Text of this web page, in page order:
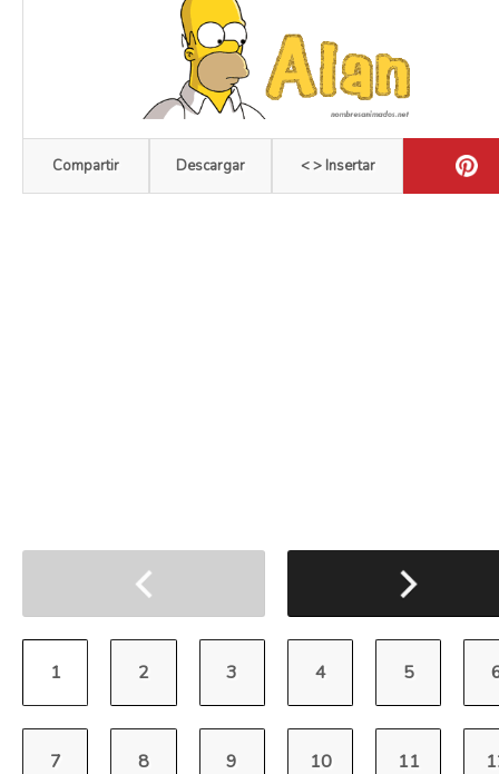
Compartir Descargar < > Insertar